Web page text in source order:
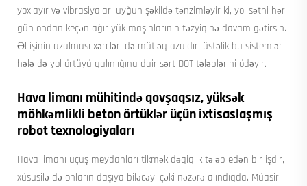
yoxlayır və vibrasiyaları uyğun şəkildə tənzimləyir ki, yol səthi hər
gün ondan keçən ağır yük maşınlarının təzyiqinə davam gətirsin.
Əl işinin azalması xərcləri də mütləq azaldır; üstəlik bu sistemlər
hələ də yol örtüyü qalınlığına dair sərt DOT tələblərini ödəyir.
Hava limanı mühitində qovşaqsız, yüksək
möhkəmlikli beton örtüklər üçün ixtisaslaşmış
robot texnologiyaları
Hava limanı uçuş meydanları tikmək dəqiqlik tələb edən bir işdir,
xüsusilə də onların daşıya biləcəyi çəki nəzərə alındıqda. Müasir